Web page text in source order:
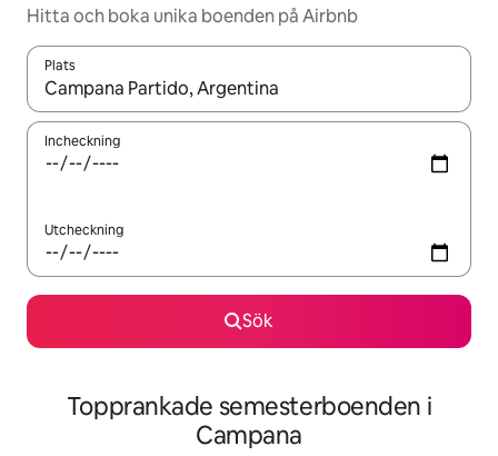
Hitta och boka unika boenden på Airbnb
Plats
När resultaten är tillgängliga kan du navigera med upp- och
Incheckning
Utcheckning
Sök
Topprankade semesterboenden i
Campana